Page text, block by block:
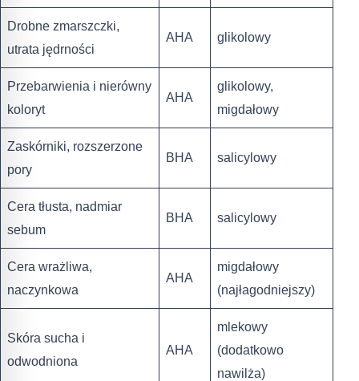
Drobne zmarszczki,
utrata jędrności
AHA glikolowy
Przebarwienia i nierówny
koloryt
AHA
glikolowy,
migdałowy
Zaskórniki, rozszerzone
pory
BHA salicylowy
Cera tłusta, nadmiar
sebum
BHA salicylowy
Cera wrażliwa,
naczynkowa
AHA
migdałowy
(najłagodniejszy)
Skóra sucha i
odwodniona
AHA
mlekowy
(dodatkowo
nawilża)